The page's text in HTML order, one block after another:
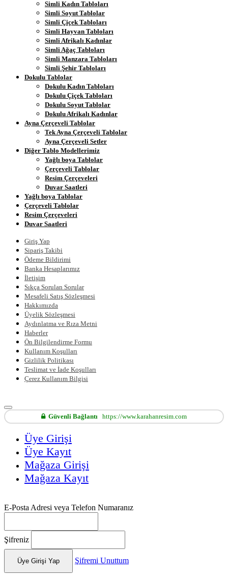
Simli Kadın Tabloları
Simli Soyut Tablolar
Simli Çiçek Tabloları
Simli Hayvan Tabloları
Simli Afrikalı Kadınlar
Simli Ağaç Tabloları
Simli Manzara Tabloları
Simli Şehir Tabloları
Dokulu Tablolar
Dokulu Kadın Tabloları
Dokulu Çiçek Tabloları
Dokulu Soyut Tablolar
Dokulu Afrikalı Kadınlar
Ayna Çerçeveli Tablolar
Tek Ayna Çerçeveli Tablolar
Ayna Çerçeveli Setler
Diğer Tablo Modellerimiz
Yağlı boya Tablolar
Çerçeveli Tablolar
Resim Çerçeveleri
Duvar Saatleri
Yağlı boya Tablolar
Çerçeveli Tablolar
Resim Çerçeveleri
Duvar Saatleri
Giriş Yap
Sipariş Takibi
Ödeme Bildirimi
Banka Hesaplarımız
İletişim
Sıkça Sorulan Sorular
Mesafeli Satış Sözleşmesi
Hakkımızda
Üyelik Sözleşmesi
Aydınlatma ve Rıza Metni
Haberler
Ön Bilgilendirme Formu
Kullanım Koşulları
Gizlilik Politikası
Teslimat ve İade Koşulları
Çerez Kullanım Bilgisi
Güvenli Bağlantı https://www.karahanresim.com
Üye Girişi
Üye Kayıt
Mağaza Girişi
Mağaza Kayıt
E-Posta Adresi veya Telefon Numaranız
Şifreniz
Üye Girişi Yap Şifremi Unuttum